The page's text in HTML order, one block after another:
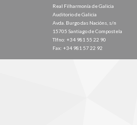
Real Filharmonía de Galicia
Auditorio de Galicia
Avda. Burgo das Nacións, s/n
15705 Santiago de Compostela
Tlfno: +34 981 55 22 90
Fax: +34 981 57 22 92